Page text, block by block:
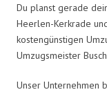
Du planst gerade
Heerlen-Kerkrade
kostengünstigen
Umzugsmeister
Unser Unternehmen